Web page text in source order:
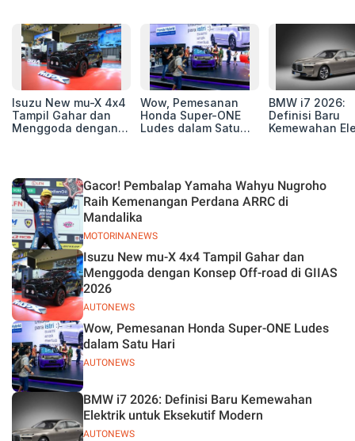
Isuzu New mu-X 4x4
Tampil Gahar dan
Menggoda dengan
Wow, Pemesanan
Honda Super-ONE
Ludes dalam Satu
BMW i7 2026:
Definisi Baru
Kemewahan
MOTORINANEWS
Gacor! Pembalap Yamaha Wahyu Nugroho
Raih Kemenangan Perdana ARRC di
Mandalika
AUTONEWS
Isuzu New mu-X 4x4 Tampil Gahar dan
Menggoda dengan Konsep Off-road di GIIAS
2026
AUTONEWS
Wow, Pemesanan Honda Super-ONE Ludes
dalam Satu Hari
AUTONEWS
BMW i7 2026: Definisi Baru Kemewahan
Elektrik untuk Eksekutif Modern